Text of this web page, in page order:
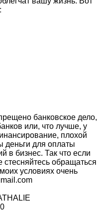
банковское дело,
или, что лучше, у
плохой
деньги для оплаты
в бизнес. Так что если
обращаться
условиях очень